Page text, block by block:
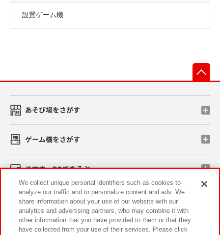
設置ゲーム機
あそび場をさがす
ゲーム機をさがす
スマホ・PCであそぶ
イベント・キャンペーン
We collect unique personal identifiers such as cookies to
analyze our traffic and to personalize content and ads. We
share information about your use of our website with our
analytics and advertising partners, who may combine it with
other information that you have provided to them or that they
have collected from your use of their services. Please click